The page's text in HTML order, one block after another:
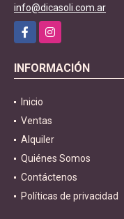
EMAIL
info@dicasoli.com.ar
FacebookInstagram
Inicio
Ventas
Alquiler
Quiénes Somos
Contáctenos